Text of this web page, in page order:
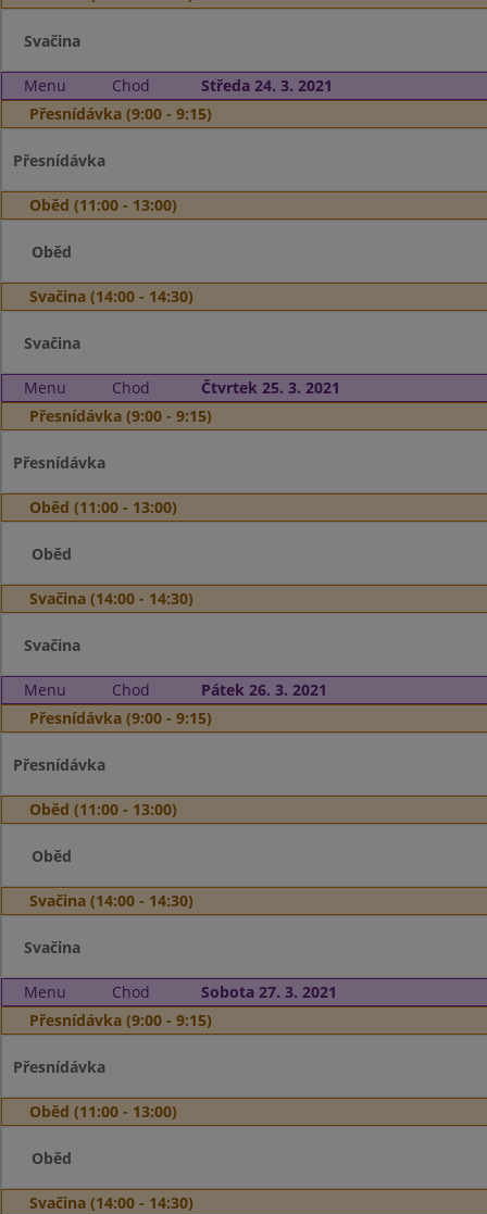
Svačina
Menu Chod
Středa 24. 3. 2021
Přesnídávka (9:00 - 9:15)
Přesnídávka
Oběd (11:00 - 13:00)
Oběd
Svačina (14:00 - 14:30)
Svačina
Menu Chod
Čtvrtek 25. 3. 2021
Přesnídávka (9:00 - 9:15)
Přesnídávka
Oběd (11:00 - 13:00)
Oběd
Svačina (14:00 - 14:30)
Svačina
Menu Chod
Pátek 26. 3. 2021
Přesnídávka (9:00 - 9:15)
Přesnídávka
Oběd (11:00 - 13:00)
Oběd
Svačina (14:00 - 14:30)
Svačina
Menu Chod
Sobota 27. 3. 2021
Přesnídávka (9:00 - 9:15)
Přesnídávka
Oběd (11:00 - 13:00)
Oběd
Svačina (14:00 - 14:30)